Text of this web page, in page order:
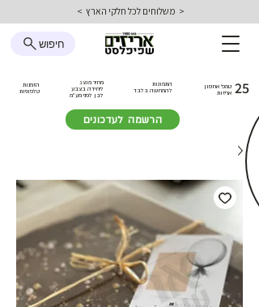
< משלוחים לכל חלקי הארץ >
חיפוש
הזמנות
טלפוניות
מחיר מוצג
ליחידה בצבע
לבן לפני מע״מ
התמונות
להמחשה בלבד
טמפ׳ אחסון
אריזות 25
הרשמה לעדכונים